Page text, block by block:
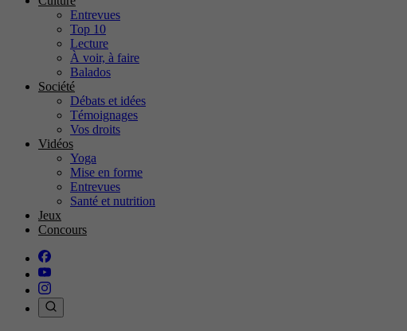
Entrevues
Top 10
Lecture
À voir, à faire
Balados
Société
Débats et idées
Témoignages
Vos droits
Vidéos
Yoga
Mise en forme
Entrevues
Santé et nutrition
Jeux
Concours